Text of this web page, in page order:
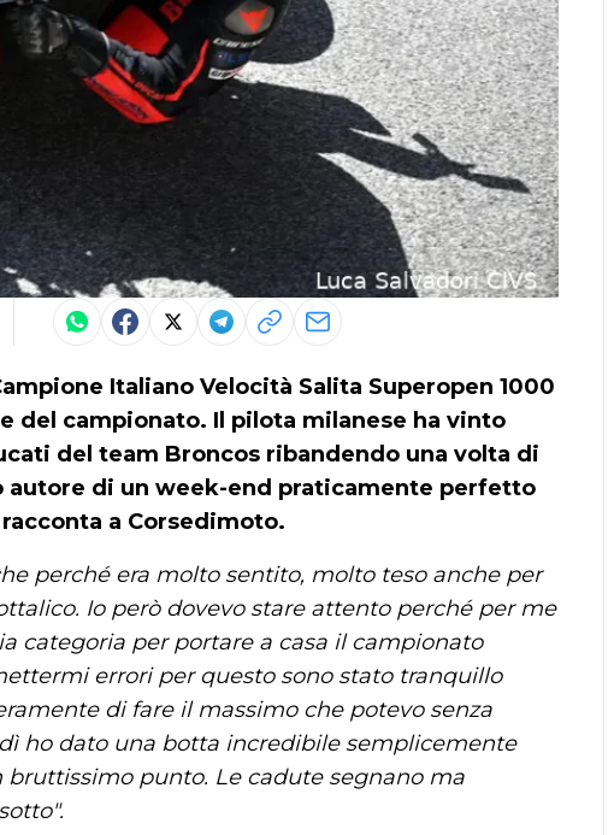
Italiano Velocità Salita Superopen 1000
del campionato. Il pilota milanese ha vinto
del team Broncos ribandendo una volta di
autore di un week-end praticamente perfetto
a Corsedimoto.
perché era molto sentito, molto teso anche per
Io però dovevo stare attento perché per me
categoria per portare a casa il campionato
errori per questo sono stato tranquillo
di fare il massimo che potevo senza
ho dato una botta incredibile semplicemente
bruttissimo punto. Le cadute segnano ma